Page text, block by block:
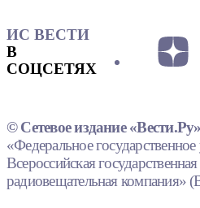
ИС ВЕСТИ
В
СОЦСЕТЯХ
© Сетевое издание «Вести.Ру»
«Федеральное
Всероссийская
радиовещательная компания»